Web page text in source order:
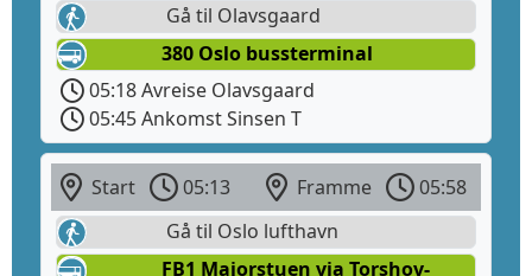
Gå til Olavsgaard
380 Oslo bussterminal
05:18 Avreise Olavsgaard
05:45 Ankomst Sinsen T
Start 05:13 Framme
05:58
Gå til Oslo lufthavn
FB1 Majorstuen via Torshov-